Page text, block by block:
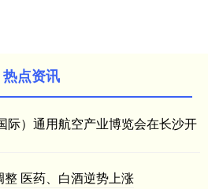
热点资讯
际）通用航空产业博览会在长沙开
医药、白酒逆势上涨